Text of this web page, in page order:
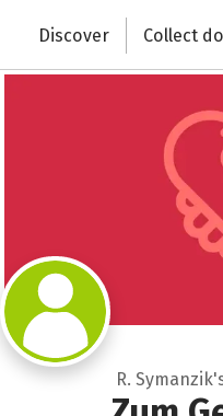
Change the world with
Discover Collect
R.